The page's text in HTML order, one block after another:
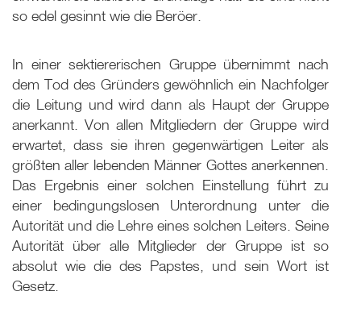
so edel gesinnt wie die Beröer.
In einer sektiererischen Gruppe übernimmt nach
dem Tod des Gründers gewöhnlich ein Nachfolger
die Leitung und wird dann als Haupt der Gruppe
anerkannt. Von allen Mitgliedern der Gruppe wird
erwartet, dass sie ihren gegenwärtigen Leiter als
größten aller lebenden Männer Gottes anerkennen.
Das Ergebnis einer solchen Einstellung führt zu
einer bedingungslosen Unterordnung unter die
Autorität und die Lehre eines solchen Leiters. Seine
Autorität über alle Mitglieder der Gruppe ist so
absolut wie die des Papstes, und sein Wort ist
Gesetz.